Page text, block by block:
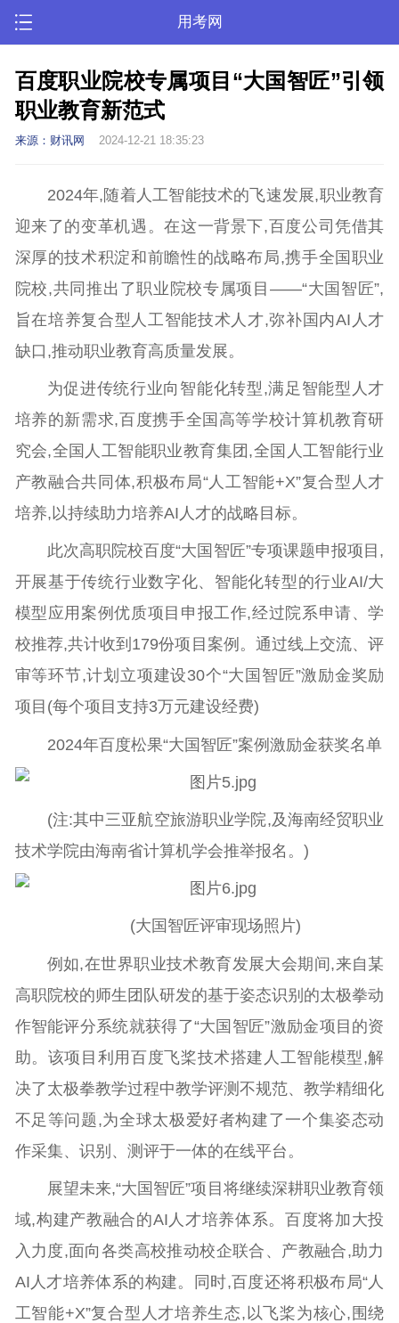
用考网
百度职业院校专属项目“大国智匠”引领
职业教育新范式
来源：财讯网 2024-12-21 18:35:23
2024年,随着人工智能技术的飞速发展,职业教育
迎来了的变革机遇。在这一背景下,百度公司凭借其
深厚的技术积淀和前瞻性的战略布局,携手全国职业
院校,共同推出了职业院校专属项目——“大国智匠”,
旨在培养复合型人工智能技术人才,弥补国内AI人才
缺口,推动职业教育高质量发展。
为促进传统行业向智能化转型,满足智能型人才
培养的新需求,百度携手全国高等学校计算机教育研
究会,全国人工智能职业教育集团,全国人工智能行业
产教融合共同体,积极布局“人工智能+X”复合型人才
培养,以持续助力培养AI人才的战略目标。
此次高职院校百度“大国智匠”专项课题申报项目,
开展基于传统行业数字化、智能化转型的行业AI/大
模型应用案例优质项目申报工作,经过院系申请、学
校推荐,共计收到179份项目案例。通过线上交流、评
审等环节,计划立项建设30个“大国智匠”激励金奖励
项目(每个项目支持3万元建设经费)
2024年百度松果“大国智匠”案例激励金获奖名单
(注:其中三亚航空旅游职业学院,及海南经贸职业
技术学院由海南省计算机学会推举报名。)
(大国智匠评审现场照片)
例如,在世界职业技术教育发展大会期间,来自某
高职院校的师生团队研发的基于姿态识别的太极拳动
作智能评分系统就获得了“大国智匠”激励金项目的资
助。该项目利用百度飞桨技术搭建人工智能模型,解
决了太极拳教学过程中教学评测不规范、教学精细化
不足等问题,为全球太极爱好者构建了一个集姿态动
作采集、识别、测评于一体的在线平台。
展望未来,“大国智匠”项目将继续深耕职业教育领
域,构建产教融合的AI人才培养体系。百度将加大投
入力度,面向各类高校推动校企联合、产教融合,助力
AI人才培养体系的构建。同时,百度还将积极布局“人
工智能+X”复合型人才培养生态,以飞桨为核心,围绕